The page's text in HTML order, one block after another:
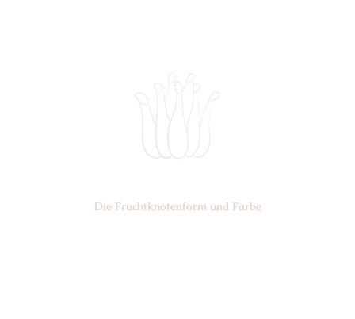
Die Frucht­knotenform und Farbe